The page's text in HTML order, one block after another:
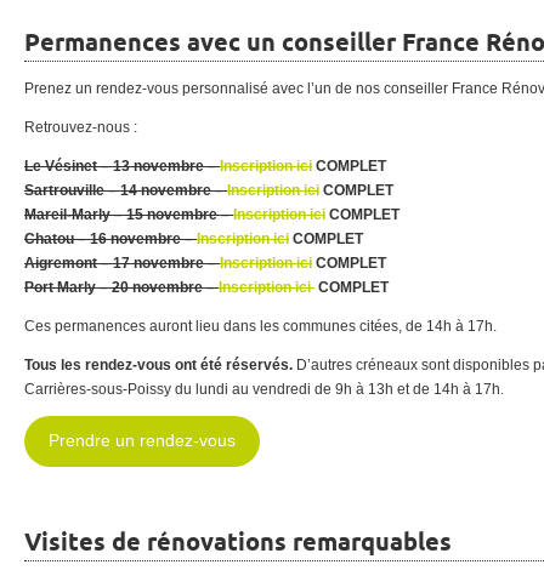
Permanences avec un conseiller France
Prenez un rendez-vous personnalisé avec l’un de nos conseiller France
Retrouvez-nous :
Le Vésinet – 13 novembre –Inscription ici COMPLET
Sartrouville – 14 novembre –Inscription ici COMPLET
Mareil-Marly – 15 novembre –Inscription ici COMPLET
Chatou – 16 novembre –Inscription ici COMPLET
Aigremont – 17 novembre –Inscription ici COMPLET
Port Marly – 20 novembre –Inscription ici COMPLET
Ces permanences auront lieu dans les communes citées, de 14h à 17h.
Tous les rendez-vous ont été réservés. D’autres créneaux sont disponibles
Carrières-sous-Poissy du lundi au vendredi de 9h à 13h et de 14h à 17h.
Prendre un rendez-vous
Visites de rénovations remarquables